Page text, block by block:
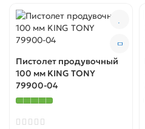
Пистолет продувочный
100 мм KING TONY
79900-04